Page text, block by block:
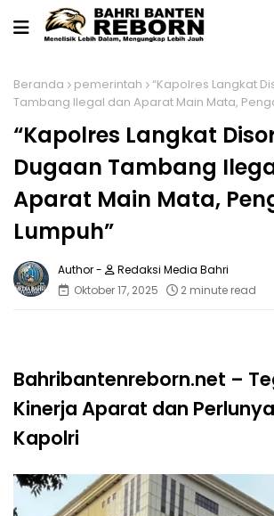
Beranda pemerintah
“Kapolres Langkat
Tambang Ilegal dan Aparat Main Mata,
“Kapolres Langkat
Dugaan Tambang
Aparat Main Mata,
Lumpuh”
Redaksi Media Bahri
Oktober 17, 2025
2 minute read
Bahribantenreborn.net –
Kinerja Aparat dan
Kapolri